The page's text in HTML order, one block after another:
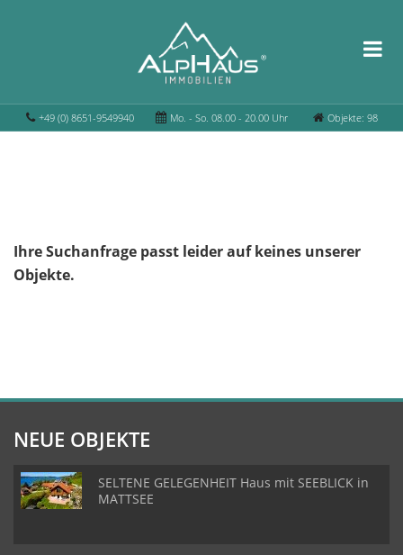
+49 (0) 8651-9549940 Mo. - So. 08.00 - 20.00 Uhr Objekte: 98
Ihre Suchanfrage passt leider auf keines unserer
Objekte.
NEUE OBJEKTE
SELTENE GELEGENHEIT Haus mit SEEBLICK in
MATTSEE